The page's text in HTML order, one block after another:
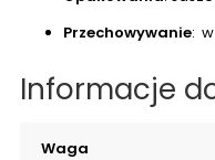
Przechowywanie:
Informacje
Waga